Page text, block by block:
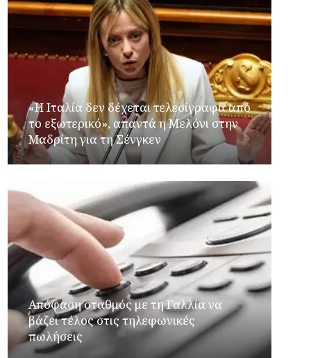
«Η Ιταλία δεν δέχεται τελεσίγραφα από
το εξωτερικό», απαντά η Μελόνι στην
Μαδρίτη για τη Σένγκεν
Απόφαση σταθμός με τη Γαλλία να
βάζει τέλος στις τηλεφωνικές
πωλήσεις